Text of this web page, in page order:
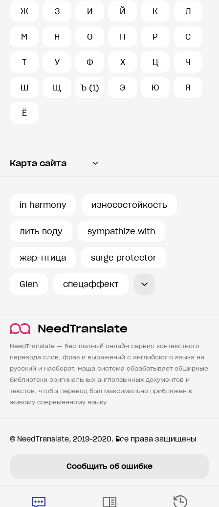
Ж З И Й К Л
М Н О П Р С
Т У Ф Х Ц Ч
Ш Щ Ъ (1) Э Ю Я
Ё
Карта сайта
in harmony износостойкость
лить воду sympathize with
жар-птица surge protector
Gien спецэффект
NeedTranslate
NeedTranslate — бесплатный онлайн сервис контекстного
перевода слов, фраз и выражений с английского языка на
русский и наоборот. Наша система обрабатывает обширные
библиотеки оригинальных англоязычных документов и
текстов, чтобы перевод был максимально приближен к
живому современному языку.
© NeedTranslate, 2019-2020. Все права защищены
Сообщить об ошибке